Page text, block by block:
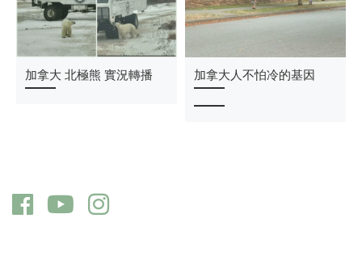
在溫哥華採野生黑梅
加拿大哈根達司冰淇淋很
親民
加拿大 北極熊 實況轉播 加拿大人不怕冷的基因